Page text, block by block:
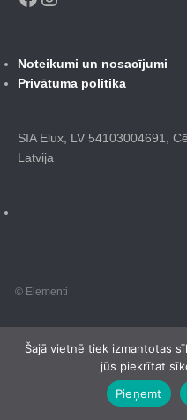
Noteikumi un nosacījumi
Privātuma politika
SIA Elux, LV 54103004691,
Latvija
© Elementi
Šajā vietnē tiek izmantotas
jūs piekrītat
Pieņemt